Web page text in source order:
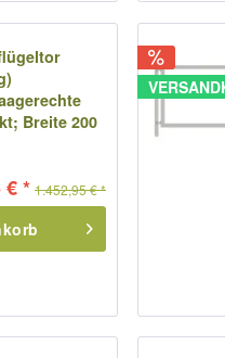
Breite 200
€ * 1.452,95 € *